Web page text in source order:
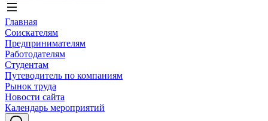
Главная
Соискателям
Предпринимателям
Работодателям
Студентам
Путеводитель по компаниям
Рынок труда
Новости сайта
Календарь мероприятий